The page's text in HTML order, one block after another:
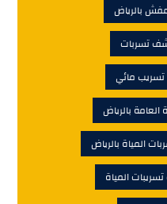
بالرياض
تسربات
مائي
بالرياض
المياة بالرياض
المياة